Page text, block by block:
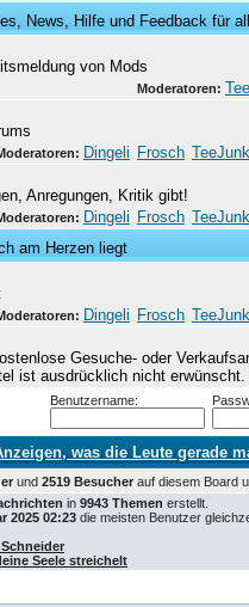
News, Hilfe und Feedback für
von Mods
Moderatoren:
Dingeli Frosch
Anregungen, Kritik gibt!
Dingeli Frosch
am Herzen liegt
Dingeli Frosch
Gesuche- oder
ist ausdrücklich nicht erwünscht.
Benutzername:
was die Leute gerade
und 2519 Besucher auf diesem
in 9943 Themen erstellt.
2025 02:23 die meisten Benutzer
Seele streichelt